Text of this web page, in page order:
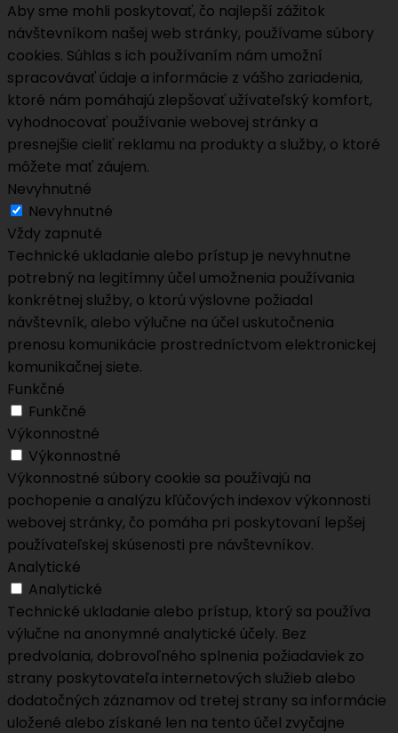
Aby sme mohli poskytovať, čo najlepší zážitok
návštevníkom našej web stránky, používame súbory
cookies. Súhlas s ich používaním nám umožní
spracovávať údaje a informácie z vášho zariadenia,
ktoré nám pomáhajú zlepšovať užívateľský komfort,
vyhodnocovať používanie webovej stránky a
presnejšie cieliť reklamu na produkty a služby, o ktoré
môžete mať záujem.
Nevyhnutné
Nevyhnutné
Vždy zapnuté
Technické ukladanie alebo prístup je nevyhnutne
potrebný na legitímny účel umožnenia používania
konkrétnej služby, o ktorú výslovne požiadal
návštevník, alebo výlučne na účel uskutočnenia
prenosu komunikácie prostredníctvom elektronickej
komunikačnej siete.
Funkčné
Funkčné
Výkonnostné
Výkonnostné
Výkonnostné súbory cookie sa používajú na
pochopenie a analýzu kľúčových indexov výkonnosti
webovej stránky, čo pomáha pri poskytovaní lepšej
používateľskej skúsenosti pre návštevníkov.
Analytické
Analytické
Technické ukladanie alebo prístup, ktorý sa používa
výlučne na anonymné analytické účely. Bez
predvolania, dobrovoľného splnenia požiadaviek zo
strany poskytovateľa internetových služieb alebo
dodatočných záznamov od tretej strany sa informácie
uložené alebo získané len na tento účel zvyčajne